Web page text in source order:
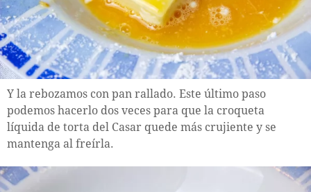
Y la rebozamos con pan rallado. Este último paso
podemos hacerlo dos veces para que la croqueta
líquida de torta del Casar quede más crujiente y se
mantenga al freírla.